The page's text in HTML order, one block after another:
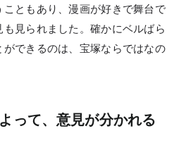
ともあり、漫画が好きで舞台で
見られました。確かにベルばら
できるのは、宝塚ならではなの
って、意見が分かれる